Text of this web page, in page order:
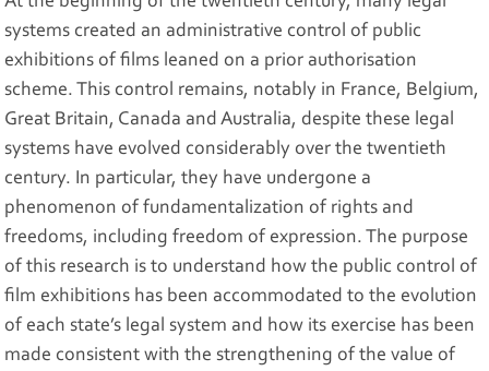
systems created an administrative control of public
exhibitions of films leaned on a prior authorisation
scheme. This control remains, notably in France, Belgium,
Great Britain, Canada and Australia, despite these legal
systems have evolved considerably over the twentieth
century. In particular, they have undergone a
phenomenon of fundamentalization of rights and
freedoms, including freedom of expression. The purpose
of this research is to understand how the public control of
film exhibitions has been accommodated to the evolution
of each state’s legal system and how its exercise has been
made consistent with the strengthening of the value of